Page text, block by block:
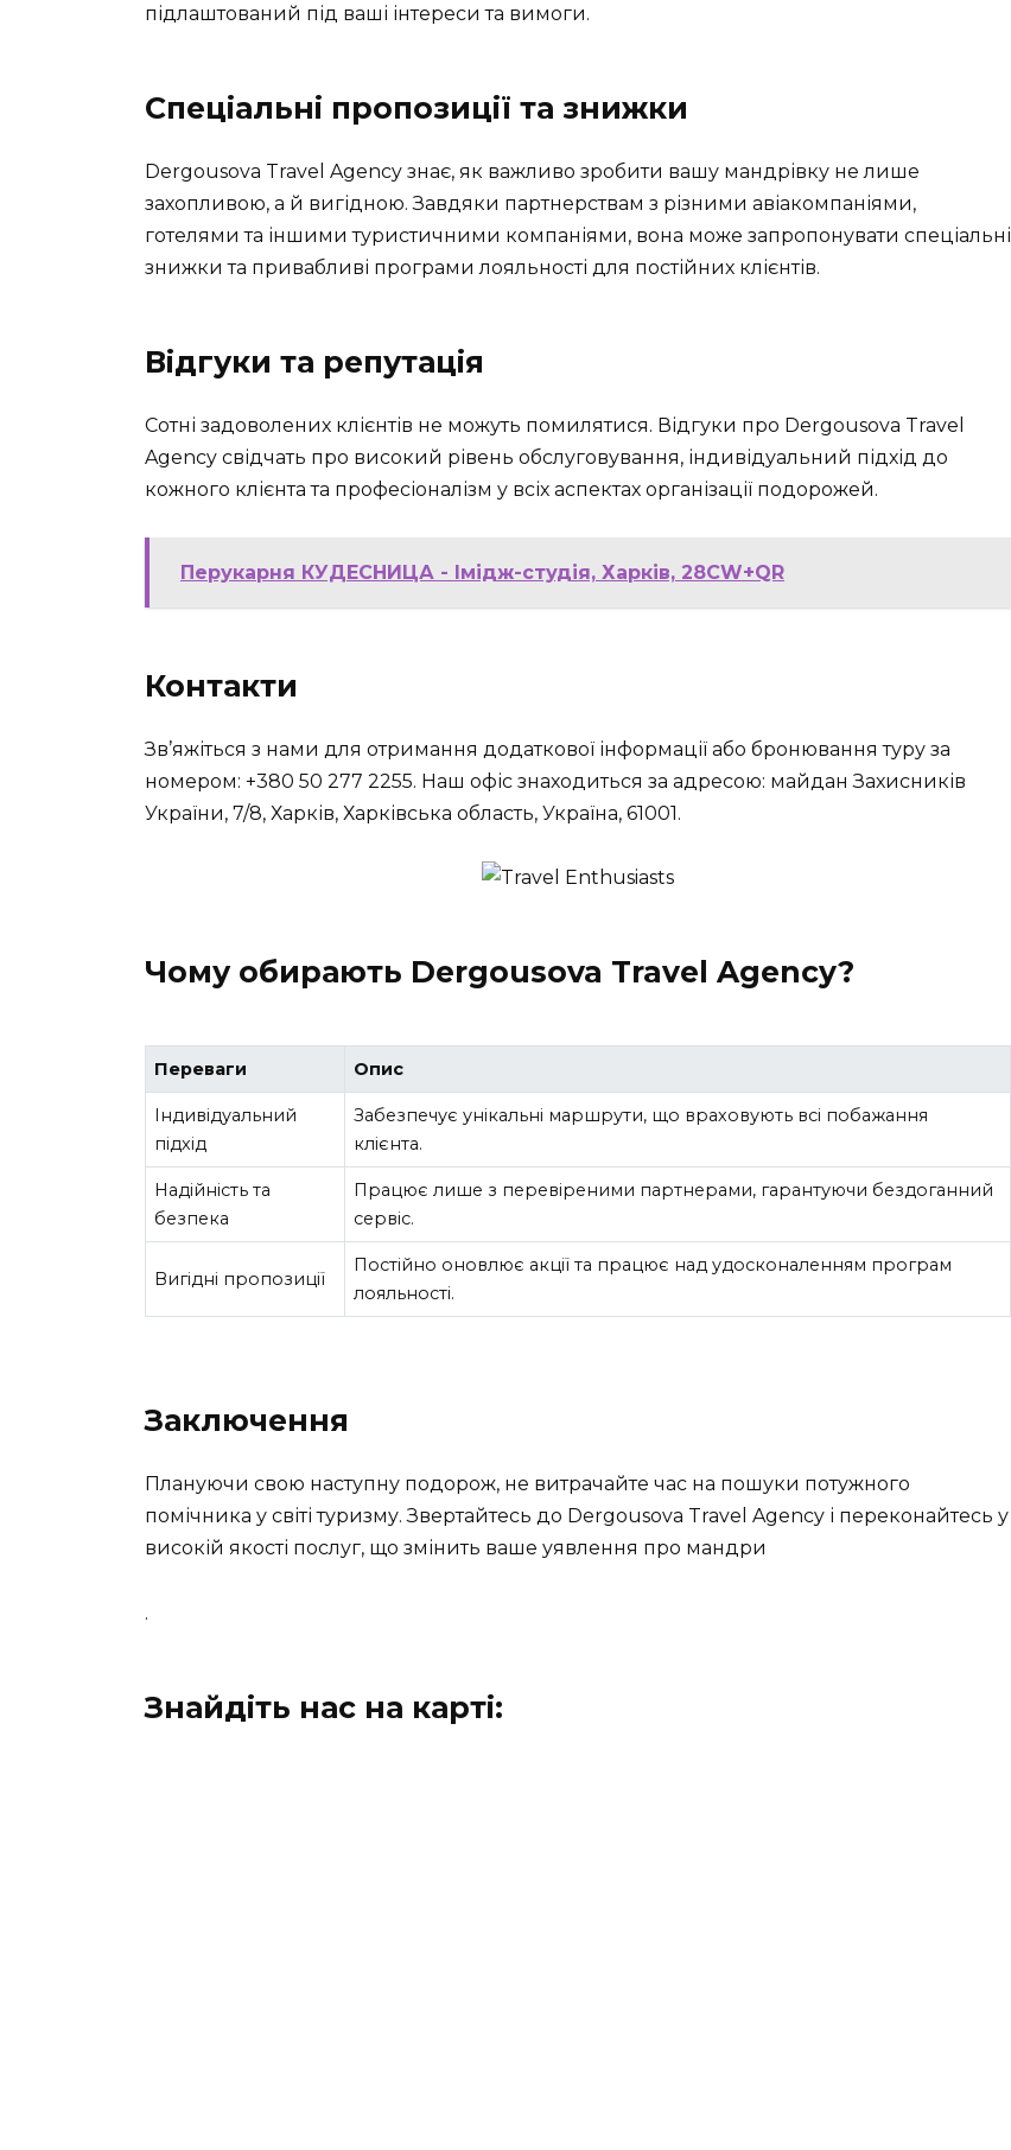
підлаштований під ваші інтереси та вимоги.
Спеціальні пропозиції та знижки
Dergousova Travel Agency знає, як важливо зробити вашу мандрівку не лише
захопливою, а й вигідною. Завдяки партнерствам з різними авіакомпаніями,
готелями та іншими туристичними компаніями, вона може запропонувати спеціальні
знижки та привабливі програми лояльності для постійних клієнтів.
Відгуки та репутація
Сотні задоволених клієнтів не можуть помилятися. Відгуки про Dergousova Travel
Agency свідчать про високий рівень обслуговування, індивідуальний підхід до
кожного клієнта та професіоналізм у всіх аспектах організації подорожей.
Перукарня КУДЕСНИЦА - Імідж-студія, Харків, 28CW+QR
Контакти
Зв’яжіться з нами для отримання додаткової інформації або бронювання туру за
номером: +380 50 277 2255. Наш офіс знаходиться за адресою: майдан Захисників
України, 7/8, Харків, Харківська область, Україна, 61001.
Чому обирають Dergousova Travel Agency?
Переваги Опис
Індивідуальний
підхід
Забезпечує унікальні маршрути, що враховують всі побажання
клієнта.
Надійність та
безпека
Працює лише з перевіреними партнерами, гарантуючи бездоганний
сервіс.
Вигідні пропозиції
Постійно оновлює акції та працює над удосконаленням програм
лояльності.
Заключення
Плануючи свою наступну подорож, не витрачайте час на пошуки потужного
помічника у світі туризму. Звертайтесь до Dergousova Travel Agency і переконайтесь у
високій якості послуг, що змінить ваше уявлення про мандри
.
Знайдіть нас на карті: